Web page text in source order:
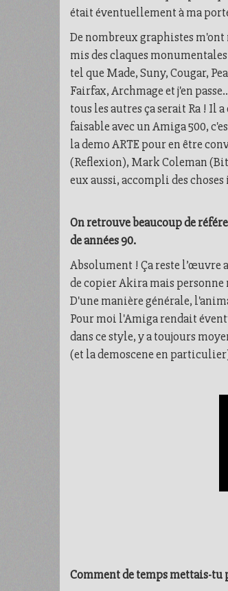
était éventuellement à ma
De nombreux graphistes
mis des claques
tel que Made, Suny, Cougar,
Fairfax, Archmage et j'en
tous les autres ça serait Ra ! Il
faisable avec un Amiga 500,
la demo ARTE pour en être
(Reflexion), Mark Coleman
eux aussi, accompli des
On retrouve beaucoup de
de années 90.
Absolument ! Ça reste l’œuvre
de copier Akira mais personne
D'une manière générale,
Pour moi l'Amiga rendait
dans ce style, y a toujours
(et la demoscene en
Comment de temps mettais-tu